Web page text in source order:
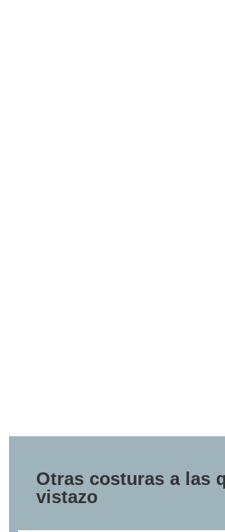
Otras costuras a las
vistazo